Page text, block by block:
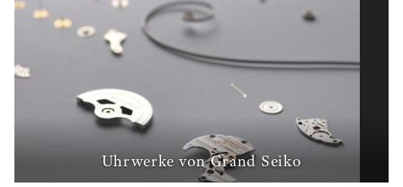
Uhrwerke von Grand Seiko